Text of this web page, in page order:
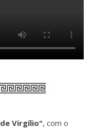
de Virgílio", com o